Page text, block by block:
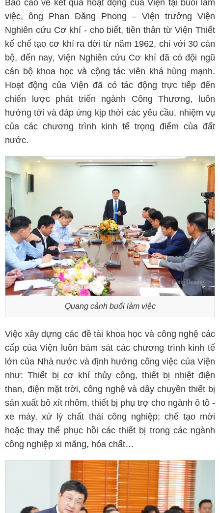
Báo cáo về kết quả hoạt động của Viện tại buổi làm
việc, ông Phan Đăng Phong – Viện trưởng Viện
Nghiên cứu Cơ khí - cho biết, tiền thân từ Viện Thiết
kế chế tạo cơ khí ra đời từ năm 1962, chỉ với 30 cán
bộ, đến nay, Viện Nghiên cứu Cơ khí đã có đội ngũ
cán bộ khoa học và cộng tác viên khá hùng mạnh.
Hoạt động của Viện đã có tác động trực tiếp đến
chiến lược phát triển ngành Công Thương, luôn
hướng tới và đáp ứng kịp thời các yêu cầu, nhiệm vụ
của các chương trình kinh tế trọng điểm của đất
nước.
Quang cảnh buổi làm việc
Việc xây dựng các đề tài khoa học và công nghệ các
cấp của Viện luôn bám sát các chương trình kinh tế
lớn của Nhà nước và định hướng công việc của Viện
như: Thiết bị cơ khí thủy công, thiết bị nhiệt điện
than, điện mặt trời, công nghệ và dây chuyền thiết bị
sản xuất bô xít nhôm, thiết bị phụ trợ cho ngành ô tô -
xe máy, xử lý chất thải công nghiệp; chế tạo mới
hoặc thay thế phục hồi các thiết bị trong các ngành
công nghiệp xi măng, hóa chất…